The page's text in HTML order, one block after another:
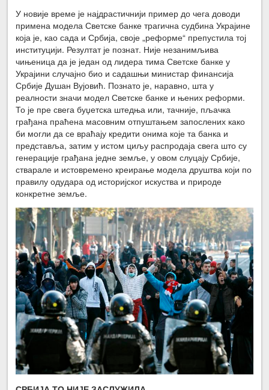
У новије време је најдрастичнији пример до чега доводи
примена модела Светске банке трагична судбина Украјине
која је, као сада и Србија, своје „реформе“ препустила тој
институцији. Резултат је познат. Није незанимљива
чињеница да је један од лидера тима Светске банке у
Украјини случајно био и садашњи министар финансија
Србије Душан Вујовић. Познато је, наравно, шта у
реалности значи модел Светске банке и њених реформи.
То је пре свега буџетска штедња или, тачније, пљачка
грађана праћена масовним отпуштањем запослених како
би могли да се враћају кредити онима које та банка и
представља, затим у истом циљу распродаја свега што су
генерације грађана једне земље, у овом слуцају Србије,
стварале и истовремено креирање модела друштва који по
правилу одудара од историјског искуства и природе
конкретне земље.